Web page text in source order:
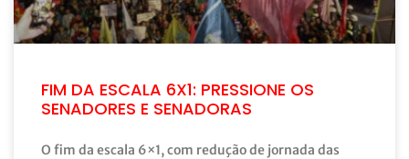
FIM DA ESCALA 6X1: PRESSIONE OS
SENADORES E SENADORAS
O fim da escala 6×1, com redução de jornada das